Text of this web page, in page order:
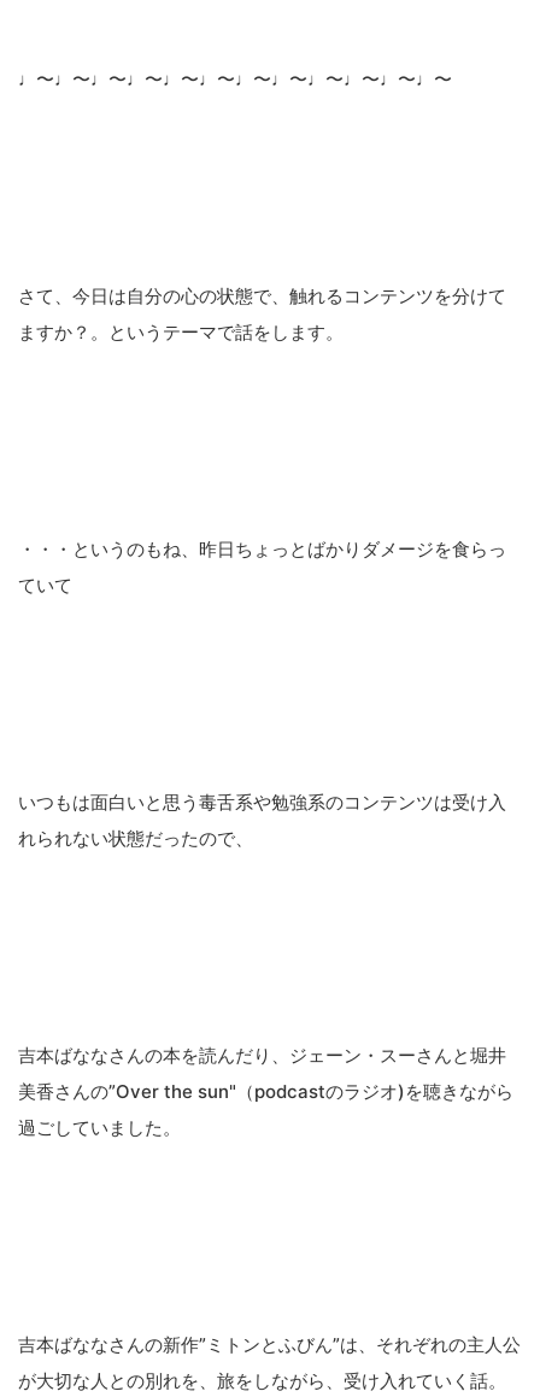
♩〜♩〜♩〜♩〜♩〜♩〜♩〜♩〜♩〜♩〜♩〜♩〜
さて、今日は自分の心の状態で、触れるコンテンツを分けて
ますか？。というテーマで話をします。
・・・というのもね、昨日ちょっとばかりダメージを食らっ
ていて
いつもは面白いと思う毒舌系や勉強系のコンテンツは受け入
れられない状態だったので、
吉本ばななさんの本を読んだり、ジェーン・スーさんと堀井
美香さんの”Over the sun"（podcastのラジオ)を聴きながら
過ごしていました。
吉本ばななさんの新作”ミトンとふびん”は、それぞれの主人公
が大切な人との別れを、旅をしながら、受け入れていく話。